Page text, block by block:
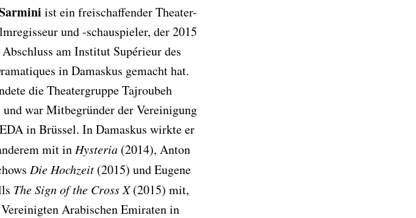
ist ein freischaffender Theater-
und -schauspieler, der 2015
Abschluss am Institut Supérieur des
in Damaskus gemacht hat.
die Theatergruppe Tajroubeh
und war Mitbegründer der Vereinigung
in Brüssel. In Damaskus wirkte er
mit inHysteria (2014), Anton
Die Hochzeit (2015) und Eugene
The Sign of the Cross X(2015) mit,
Arabischen Emiraten in